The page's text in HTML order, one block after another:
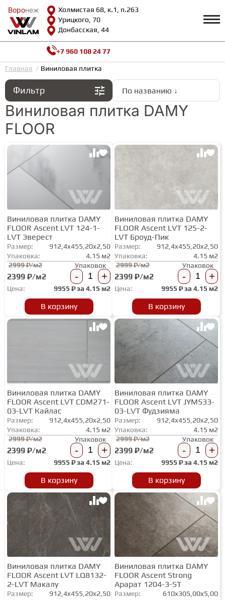
Воронеж
Холмистая 68, к.1, п.263
Урицкого, 70
Донбасская, 44
Воронеж
КАТАЛОГ Профиль
Доставка и оплата
Возврат и гарантии
Сотрудничество
Вопросы и ответы
Видеообзоры
Полезная информация
Как выбрать
Калькулятор
О нас
Контакты
ВИНИЛОВАЯ ПЛИТКА
ИНЖЕНЕРНАЯ ДОСКА
ПАРКЕТНАЯ ДОСКА
ТЕРРАСНАЯ ДОСКА
КОВРОВАЯ ПЛИТКА
МОДУЛЬНЫЕ ПВХ
ПЛИНТУС
КЛЕЙ
НАЛИВНОЙ ПОЛ
ТЕПЛЫЙ ПОЛ
ТЕРМОПАРКЕТ
ЭКОМАССИВ
+7 960 108 24 77
Главная Виниловая плитка
Фильтр По названию ↓
Виниловая плитка DAMY
FLOOR
Виниловая плитка DAMY
FLOOR Ascent LVT 124-1-
LVT Эверест
Размер:
912,4x455,20x2,50
Упаковка:
4.15 м2
2999 ₽/м2
2399 ₽/м2
Упаковок
- +
Цена: 9955 ₽ за 4.15 м2
В корзину
Виниловая плитка DAMY
FLOOR Ascent LVT 125-2-
LVT Броуд-Пик
Размер:
912,4x455,20x2,50
Упаковка:
4.15 м2
2999 ₽/м2
2399 ₽/м2
Упаковок
- +
Цена: 9955 ₽ за 4.15 м2
В корзину
Виниловая плитка DAMY
FLOOR Ascent LVT CDM271-
03-LVT Кайлас
Размер:
912,4x455,20x2,50
Упаковка:
4.15 м2
2999 ₽/м2
2399 ₽/м2
Упаковок
- +
Цена: 9955 ₽ за 4.15 м2
В корзину
Виниловая плитка DAMY
FLOOR Ascent LVT JYM533-
03-LVT Фудзияма
Размер:
912,4x455,20x2,50
Упаковка:
4.15 м2
2999 ₽/м2
2399 ₽/м2
Упаковок
- +
Цена: 9955 ₽ за 4.15 м2
В корзину
Виниловая плитка DAMY
FLOOR Ascent LVT LQ8132-
2-LVT Макалу
Размер:
912,4x455,20x2,50
Виниловая плитка DAMY
FLOOR Ascent Strong
Арарат 1204-3-ST
Размер:
610x305,00x5,00